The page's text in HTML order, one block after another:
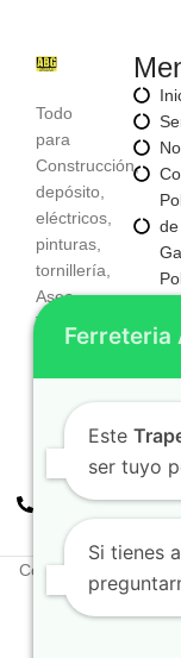
Todo
para
Construcción,
depósito,
eléctricos,
pinturas,
tornillería,
Aseo,
Tecnología,
entre
otros
de
+57 310 2938411
Copyright © 2025.
Ferreteria
Este
ser tuyo
Si tienes